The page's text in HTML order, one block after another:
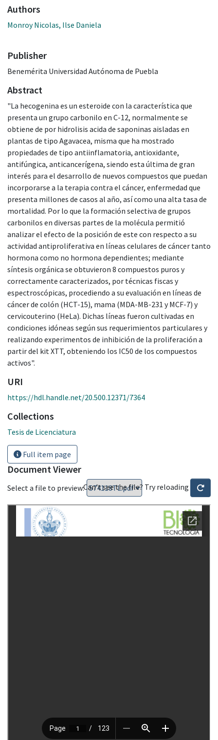
Authors
Monroy Nicolas, Ilse Daniela
Publisher
Benemérita Universidad Autónoma de Puebla
Abstract
"La hecogenina es un esteroide con la característica que
presenta un grupo carbonilo en C-12, normalmente se
obtiene de por hidrolisis acida de saponinas aisladas en
plantas de tipo Agavacea, misma que ha mostrado
propiedades de tipo antiinflamatoria, antioxidante,
antifúngica, anticancerígena, siendo esta última de gran
interés para el desarrollo de nuevos compuestos que puedan
incorporarse a la terapia contra el cáncer, enfermedad que
presenta millones de casos al año, así como una alta tasa de
mortalidad. Por lo que la formación selectiva de grupos
carbonilos en diversas partes de la molécula permitió
analizar el efecto de la posición de este con respecto a su
actividad antiproliferativa en líneas celulares de cáncer tanto
hormona como no hormona dependientes; mediante
síntesis orgánica se obtuvieron 8 compuestos puros y
correctamente caracterizados, por técnicas fiscas y
espectroscópicas, procediendo a su evaluación en líneas de
cáncer de colón (HCT-15), mama (MDA-MB-231 y MCF-7) y
cervicouterino (HeLa). Dichas líneas fueron cultivadas en
condiciones idóneas según sus requerimientos particulares y
realizando experimentos de inhibición de la proliferación a
partir del kit XTT, obteniendo los IC50 de los compuestos
activos".
URI
https://hdl.handle.net/20.500.12371/7364
Collections
Tesis de Licenciatura
Full item page
Document Viewer
Select a file to preview:Can't see the file? Try reloading